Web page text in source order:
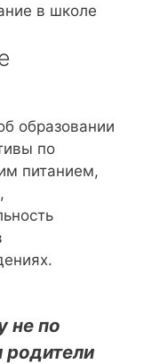
в школе
образовании
по
питанием,
не по
родители